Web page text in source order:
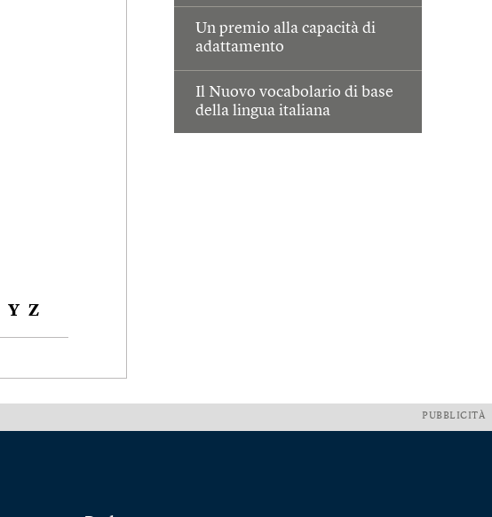
Un premio alla capacità di
adattamento
Il Nuovo vocabolario di base
della lingua italiana
Y Z
PUBBLICITÀ